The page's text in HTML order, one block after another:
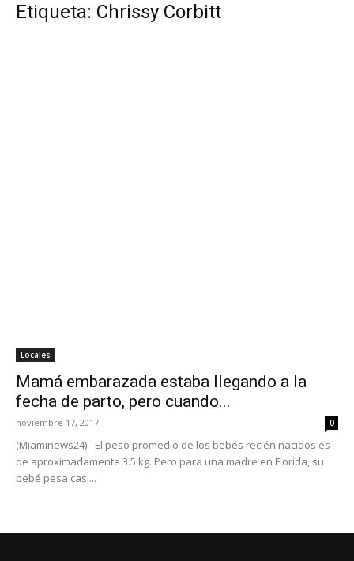
Etiqueta: Chrissy Corbitt
Locales
Mamá embarazada estaba llegando a la
fecha de parto, pero cuando...
noviembre 17, 2017 0
(Miaminews24).- El peso promedio de los bebés recién nacidos es
de aproximadamente 3.5 kg. Pero para una madre en Florida, su
bebé pesa casi...